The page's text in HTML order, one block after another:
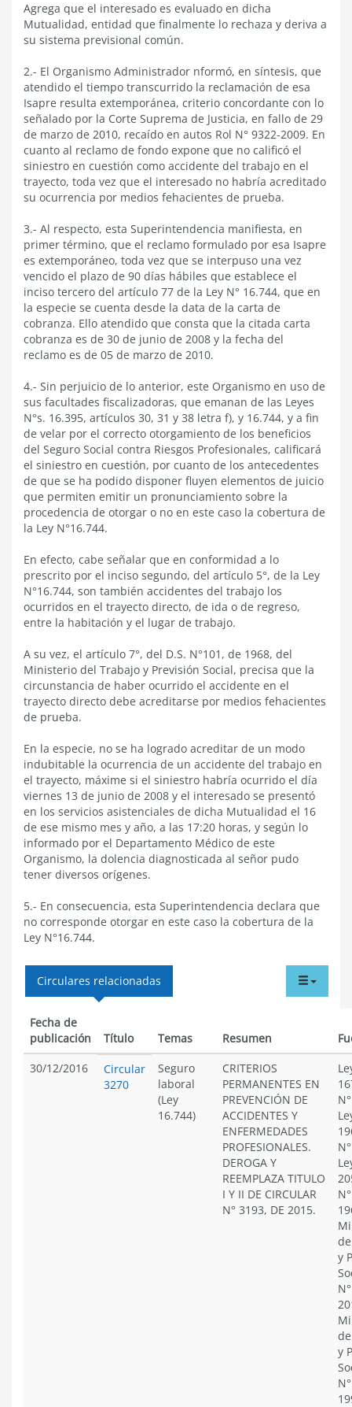
Agrega que el interesado es evaluado en dicha
Mutualidad, entidad que finalmente lo rechaza y deriva a
su sistema previsional común.
2.- El Organismo Administrador nformó, en síntesis, que
atendido el tiempo transcurrido la reclamación de esa
Isapre resulta extemporánea, criterio concordante con lo
señalado por la Corte Suprema de Justicia, en fallo de 29
de marzo de 2010, recaído en autos Rol N° 9322-2009. En
cuanto al reclamo de fondo expone que no calificó el
siniestro en cuestión como accidente del trabajo en el
trayecto, toda vez que el interesado no habría acreditado
su ocurrencia por medios fehacientes de prueba.
3.- Al respecto, esta Superintendencia manifiesta, en
primer término, que el reclamo formulado por esa Isapre
es extemporáneo, toda vez que se interpuso una vez
vencido el plazo de 90 días hábiles que establece el
inciso tercero del artículo 77 de la Ley N° 16.744, que en
la especie se cuenta desde la data de la carta de
cobranza. Ello atendido que consta que la citada carta
cobranza es de 30 de junio de 2008 y la fecha del
reclamo es de 05 de marzo de 2010.
4.- Sin perjuicio de lo anterior, este Organismo en uso de
sus facultades fiscalizadoras, que emanan de las Leyes
N°s. 16.395, artículos 30, 31 y 38 letra f), y 16.744, y a fin
de velar por el correcto otorgamiento de los beneficios
del Seguro Social contra Riesgos Profesionales, calificará
el siniestro en cuestión, por cuanto de los antecedentes
de que se ha podido disponer fluyen elementos de juicio
que permiten emitir un pronunciamiento sobre la
procedencia de otorgar o no en este caso la cobertura de
la Ley N°16.744.
En efecto, cabe señalar que en conformidad a lo
prescrito por el inciso segundo, del artículo 5°, de la Ley
N°16.744, son también accidentes del trabajo los
ocurridos en el trayecto directo, de ida o de regreso,
entre la habitación y el lugar de trabajo.
A su vez, el artículo 7°, del D.S. N°101, de 1968, del
Ministerio del Trabajo y Previsión Social, precisa que la
circunstancia de haber ocurrido el accidente en el
trayecto directo debe acreditarse por medios fehacientes
de prueba.
En la especie, no se ha logrado acreditar de un modo
indubitable la ocurrencia de un accidente del trabajo en
el trayecto, máxime si el siniestro habría ocurrido el día
viernes 13 de junio de 2008 y el interesado se presentó
en los servicios asistenciales de dicha Mutualidad el 16
de ese mismo mes y año, a las 17:20 horas, y según lo
informado por el Departamento Médico de este
Organismo, la dolencia diagnosticada al señor pudo
tener diversos orígenes.
5.- En consecuencia, esta Superintendencia declara que
no corresponde otorgar en este caso la cobertura de la
Ley N°16.744.
menu
Circulares relacionadas
Fecha de
publicación
Título Temas Resumen
30/12/2016
Circular
3270
Seguro
laboral
(Ley
16.744)
CRITERIOS
PERMANENTES EN
PREVENCIÓN DE
ACCIDENTES Y
ENFERMEDADES
PROFESIONALES.
DEROGA Y
REEMPLAZA TITULO
I Y II DE CIRCULAR
N° 3193, DE 2015.
y
y